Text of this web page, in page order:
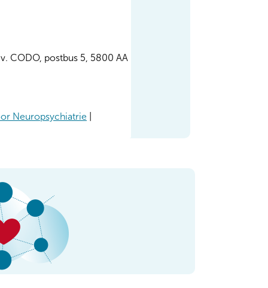
CODO, postbus 5, 5800 AA
Neuropsychiatrie